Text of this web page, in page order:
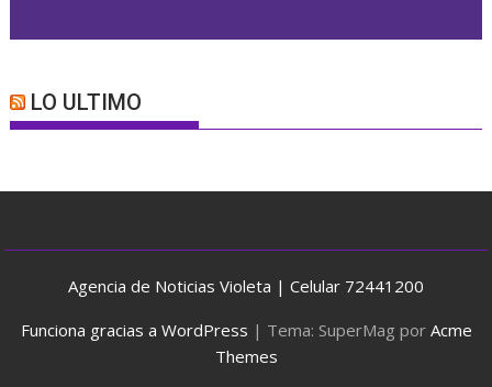
LO ULTIMO
Agencia de Noticias Violeta | Celular 72441200
Funciona gracias a WordPress | Tema: SuperMag por Acme
Themes